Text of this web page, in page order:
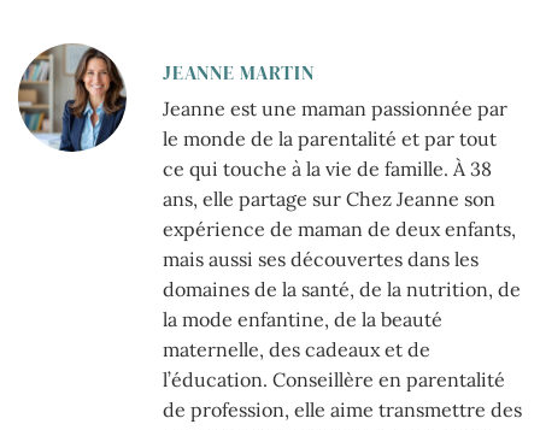
JEANNE MARTIN
Jeanne est une maman passionnée par
le monde de la parentalité et par tout
ce qui touche à la vie de famille. À 38
ans, elle partage sur Chez Jeanne son
expérience de maman de deux enfants,
mais aussi ses découvertes dans les
domaines de la santé, de la nutrition, de
la mode enfantine, de la beauté
maternelle, des cadeaux et de
l’éducation. Conseillère en parentalité
de profession, elle aime transmettre des